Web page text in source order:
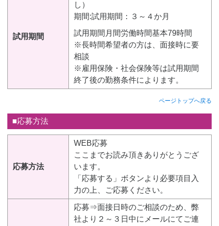
試用期間
し）
期間:試用期間：３～４か月
試用期間月間労働時間基本79時間
※長時間希望者の方は、面接時に要
相談
※雇用保険・社会保険等は試用期間
終了後の勤務条件によります。
ページトップへ戻る
■応募方法
応募方法
WEB応募
ここまでお読み頂きありがとうござ
います。
「応募する」ボタンより必要項目入
力の上、ご応募ください。
応募⇒面接日時のご相談のため、弊
社より２～３日中にメールにてご連